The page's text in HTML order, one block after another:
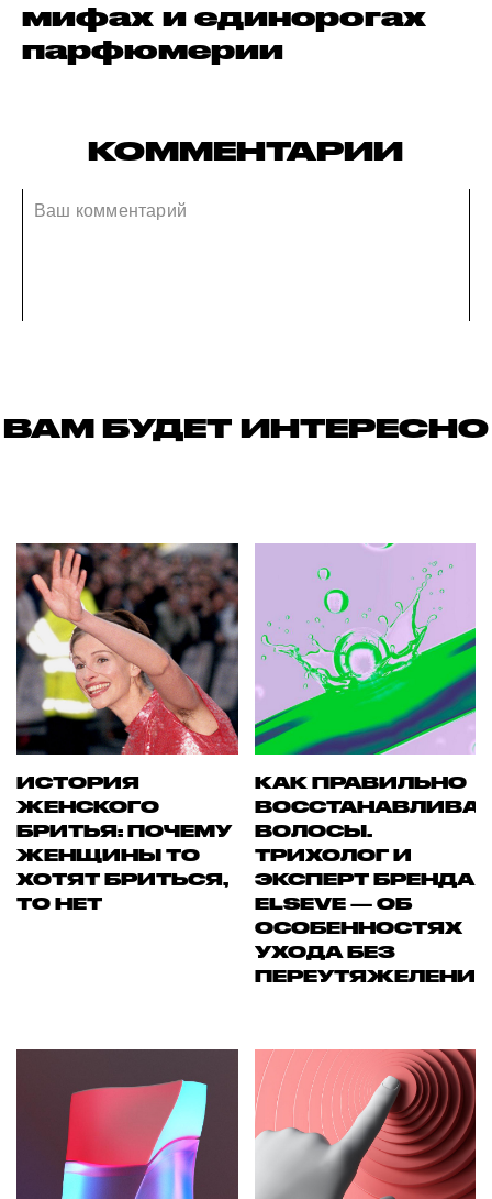
мифах и единорогах
парфюмерии
КОММЕНТАРИИ
ВАМ БУДЕТ ИНТЕРЕСНО
ИСТОРИЯ
ЖЕНСКОГО
БРИТЬЯ: ПОЧЕМУ
ЖЕНЩИНЫ ТО
ХОТЯТ БРИТЬСЯ,
ТО НЕТ
КАК ПРАВИЛЬНО
ВОЛОСЫ.
ТРИХОЛОГ И
ЭКСПЕРТ БРЕНДА
ELSEVE — ОБ
ОСОБЕННОСТЯХ
УХОДА БЕЗ
ПЕРЕУТЯЖЕЛЕНИЯ